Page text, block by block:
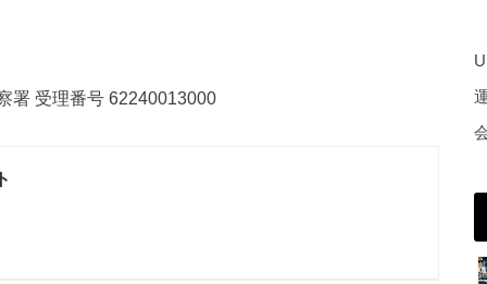
署 受理番号 62240013000